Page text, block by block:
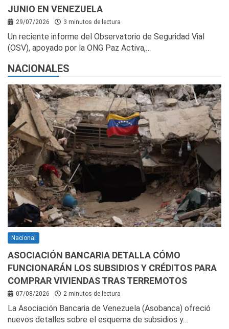
JUNIO EN VENEZUELA
29/07/2026 3 minutos de lectura
Un reciente informe del Observatorio de Seguridad Vial
(OSV), apoyado por la ONG Paz Activa,…
NACIONALES
Nacional
ASOCIACIÓN BANCARIA DETALLA CÓMO
FUNCIONARÁN LOS SUBSIDIOS Y CRÉDITOS PARA
COMPRAR VIVIENDAS TRAS TERREMOTOS
07/08/2026 2 minutos de lectura
La Asociación Bancaria de Venezuela (Asobanca) ofreció
nuevos detalles sobre el esquema de subsidios y…